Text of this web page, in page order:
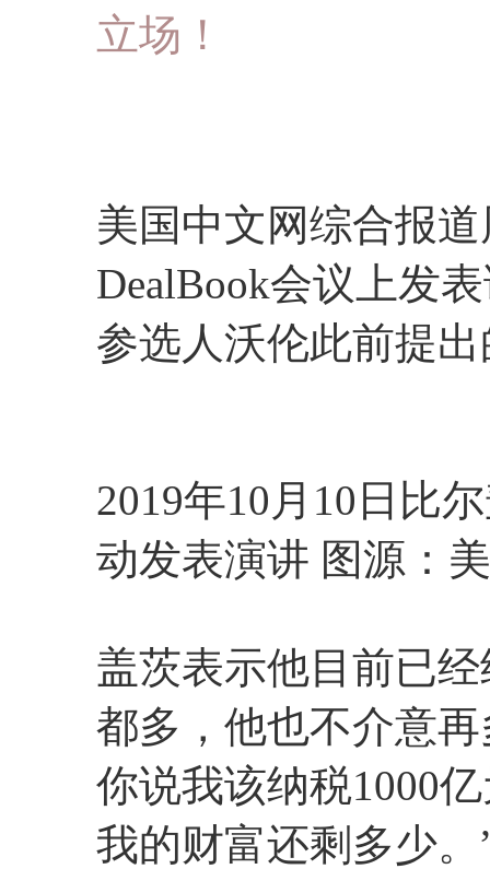
立场！
美国中文网综合报
DealBook会议上发
参选人沃伦此前提
2019年10月10日比
动发表演讲 图源：
盖茨表示他目前已
都多，他也不介意
你说我该纳税1000
我的财富还剩多少。